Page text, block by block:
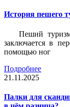
История пешего
Пеший
заключается в
помощью ног
Подробнее
21.11.2025
Палки для